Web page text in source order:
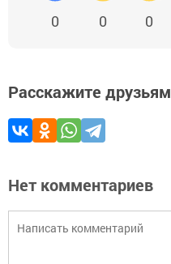
0 0 0
Расскажите друзьям
Нет комментариев